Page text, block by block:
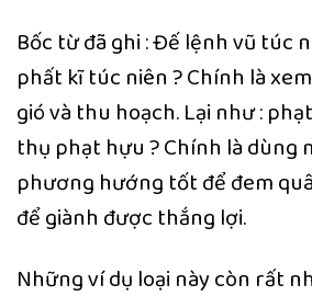
Bốc từ đã ghi : Đế lệnh vũ túc
phất kĩ túc niên ? Chính là
gió và thu hoạch. Lại như :
thụ phạt hựu ? Chính là dùng
phương hướng tốt để đem
để giành được thắng lợi.
Những ví dụ loại này còn rất